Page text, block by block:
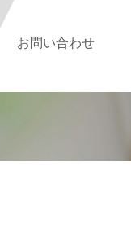
お問い合わせ